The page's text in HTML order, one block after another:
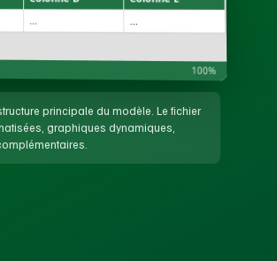
... ...
100%
principale du modèle. Le fichier
graphiques dynamiques,